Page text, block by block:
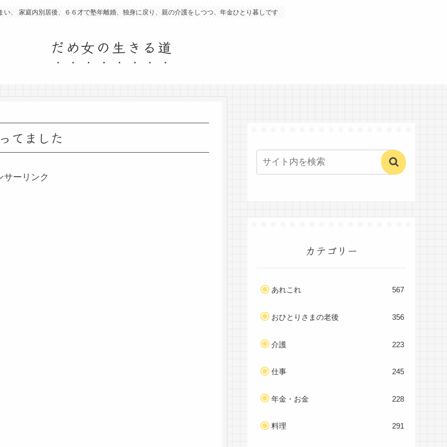
い、 家庭内別居後、６６才で塾年離婚、独身に戻り、親の介護をしつつ、年金ひとり暮しです
だめ女の生きる道
てました
サーリンク
カテゴリー
あれこれ 567
おひとりさまの老後 356
介護 223
仕事 245
年金・お金 228
料理 291